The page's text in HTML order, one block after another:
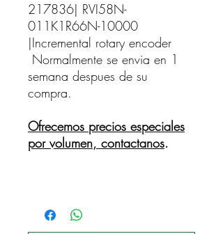
217836| RVI58N-
011K1R66N-10000
|Incremental rotary encoder
Normalmente se envia en 1
semana despues de su
compra.
Ofrecemos precios especiales
por volumen, contactanos.